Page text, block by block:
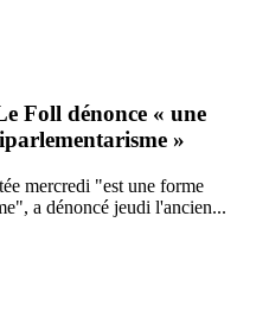
Foll dénonce « une
»
mercredi "est une forme
a dénoncé jeudi l'ancien...